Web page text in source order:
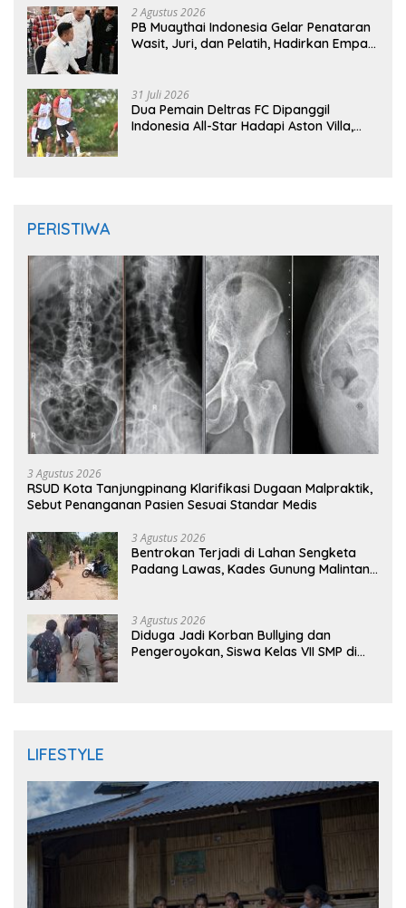
2 Agustus 2026
PB Muaythai Indonesia Gelar Penataran
Wasit, Juri, dan Pelatih, Hadirkan Empat
31 Juli 2026
Dua Pemain Deltras FC Dipanggil
Indonesia All-Star Hadapi Aston Villa,
PERISTIWA
3 Agustus 2026
RSUD Kota Tanjungpinang Klarifikasi Dugaan Malpraktik,
Sebut Penanganan Pasien Sesuai Standar Medis
3 Agustus 2026
Bentrokan Terjadi di Lahan Sengketa
Padang Lawas, Kades Gunung Malintang
3 Agustus 2026
Diduga Jadi Korban Bullying dan
Pengeroyokan, Siswa Kelas VII SMP di
LIFESTYLE